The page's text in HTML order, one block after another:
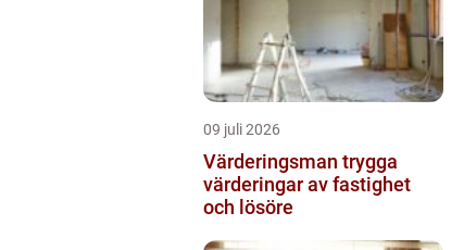
09 juli 2026
Värderingsman trygga
värderingar av fastighet
och lösöre